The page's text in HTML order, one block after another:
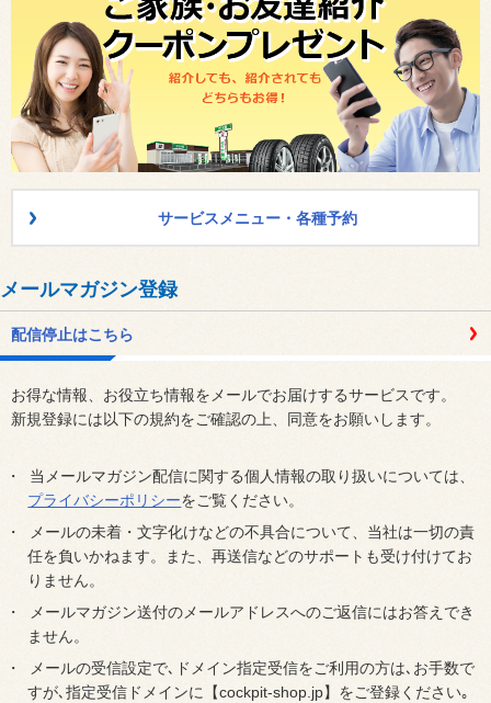
サービスメニュー・各種予約
メールマガジン登録
配信停止はこちら
お得な情報、お役立ち情報をメールでお届けするサービスです。
新規登録には以下の規約をご確認の上、同意をお願いします。
当メールマガジン配信に関する個人情報の取り扱いについては、
プライバシーポリシーをご覧ください。
メールの未着・文字化けなどの不具合について、当社は一切の責
任を負いかねます。また、再送信などのサポートも受け付けてお
りません。
メールマガジン送付のメールアドレスへのご返信にはお答えでき
ません。
メールの受信設定で､ドメイン指定受信をご利用の方は､お手数で
すが､指定受信ドメインに【cockpit-shop.jp】をご登録ください｡